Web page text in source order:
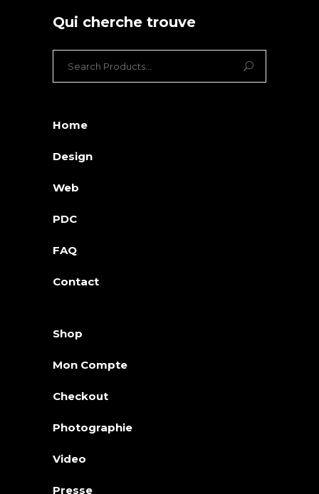
Qui cherche trouve
Home
Design
Web
PDC
FAQ
Contact
Shop
Mon Compte
Checkout
Photographie
Video
Presse